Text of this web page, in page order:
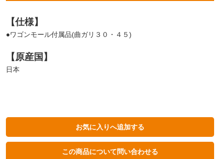
【仕様】
●ワゴンモール付属品(曲ガリ３０・４５)
【原産国】
日本